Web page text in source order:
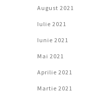
August 2021
Iulie 2021
Iunie 2021
Mai 2021
Aprilie 2021
Martie 2021